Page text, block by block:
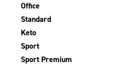
Office
Standard
Keto
Sport
Sport Premium